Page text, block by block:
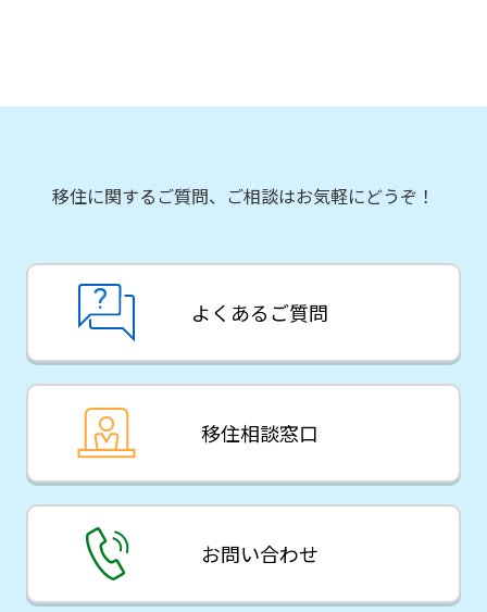
移住に関するご質問、ご相談はお気軽にどうぞ！
よくあるご質問
移住相談窓口
お問い合わせ